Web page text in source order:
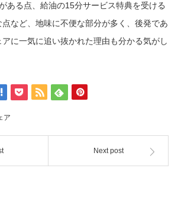
ある点、給油の15分サービス特典を受ける
など、地味に不便な部分が多く、後発であ
に一気に追い抜かれた理由も分かる気がし
ア
Next post